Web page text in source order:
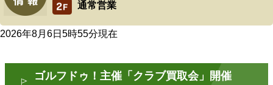
通常営業
2026年8月6日5時55分現在
ゴルフドゥ！主催「クラブ買取会」開催